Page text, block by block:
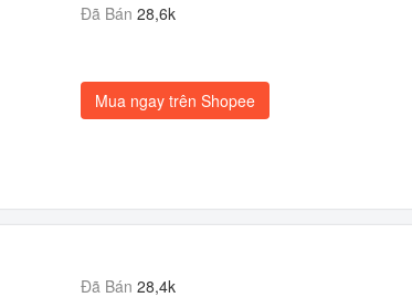
Đã Bán 28,6k
Mua ngay trên Shopee
Đã Bán 28,4k